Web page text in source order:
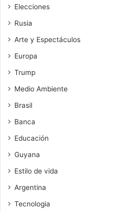
Elecciones
Rusia
Arte y Espectáculos
Europa
Trump
Medio Ambiente
Brasil
Banca
Educación
Guyana
Estilo de vida
Argentina
Tecnologia